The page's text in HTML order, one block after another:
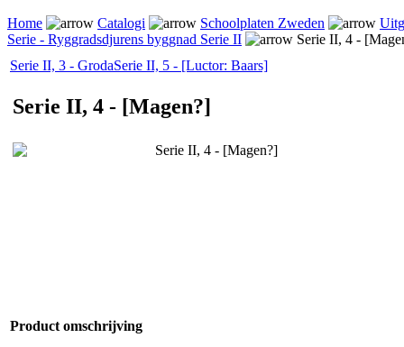
Home Catalogi Schoolplaten Zweden
Serie - Ryggradsdjurens byggnad Serie II
Serie II, 4 -
Serie II, 3 - GrodaSerie II, 5 - [Luctor: Baars]
Serie II, 4 - [Magen?]
Serie II, 4 - [Magen?]
Product omschrijving